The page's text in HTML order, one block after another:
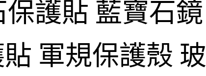
護貼 藍寶石鏡
軍規保護殼 玻